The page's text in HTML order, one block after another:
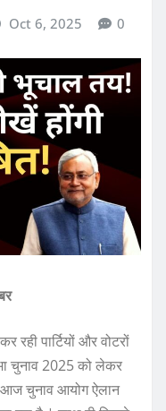
Oct 6, 2025 0
रही पार्टियों और वोटरों
चुनाव 2025 को लेकर
आज चुनाव आयोग ऐलान